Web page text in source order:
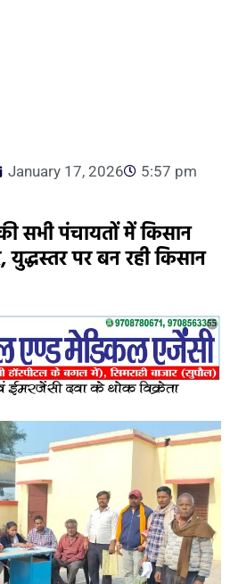
January 17, 2026
5:57 pm
सभी पंचायतों में किसान
युद्धस्तर पर बन रही किसान